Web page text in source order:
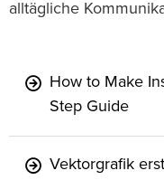
alltägliche
How to Make
Step Guide
Vektorgrafik